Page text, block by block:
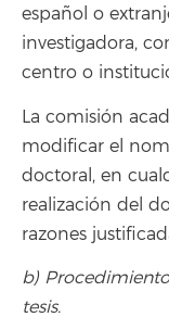
español o
investigadora,
centro o
La comisión
modificar el
doctoral, en
realización del
razones
b)
tesis.